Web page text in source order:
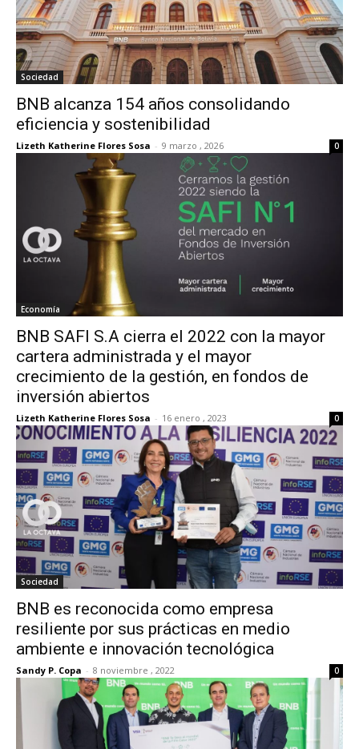
Sociedad
BNB alcanza 154 años consolidando
eficiencia y sostenibilidad
Lizeth Katherine Flores Sosa - 9 marzo , 2026 0
Economía
BNB SAFI S.A cierra el 2022 con la mayor
cartera administrada y el mayor
crecimiento de la gestión, en fondos de
inversión abiertos
Lizeth Katherine Flores Sosa - 16 enero , 2023 0
Sociedad
BNB es reconocida como empresa
resiliente por sus prácticas en medio
ambiente e innovación tecnológica
Sandy P. Copa - 8 noviembre , 2022 0